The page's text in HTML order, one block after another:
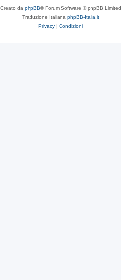
Creato da phpBB® Forum Software © phpBB Limited
Traduzione Italiana phpBB-Italia.it
Privacy | Condizioni